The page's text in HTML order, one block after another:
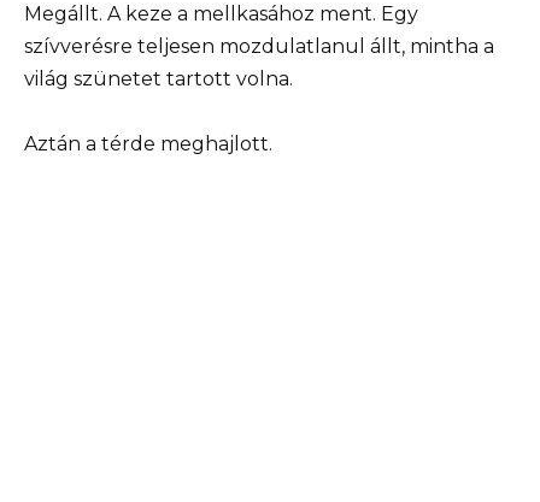
Megállt. A keze a mellkasához ment. Egy
szívverésre teljesen mozdulatlanul állt, mintha a
világ szünetet tartott volna.
Aztán a térde meghajlott.